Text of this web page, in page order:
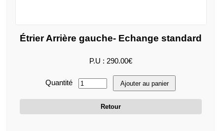
Étrier Arrière gauche- Echange standard
P.U : 290.00€
Quantité Ajouter au panier
Retour